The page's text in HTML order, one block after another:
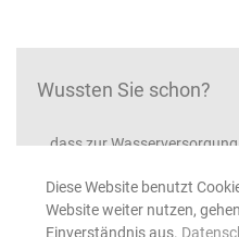
Diese Website benutzt
Website weiter nutzen,
Einverständnis aus.
Wussten Sie schon?
...dass zur